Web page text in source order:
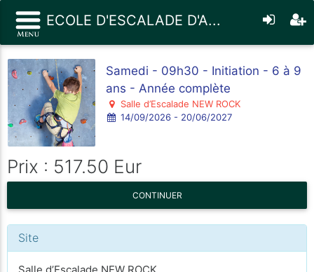
ECOLE D'ESCALADE D'A...
Samedi - 09h30 - Initiation - 6 à 9
ans - Année complète
Salle d’Escalade NEW ROCK
14/09/2026 - 20/06/2027
Prix : 517.50 Eur
CONTINUER
Site